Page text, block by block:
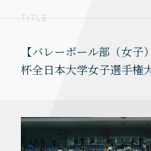
TITLE
【バレーボール部（女
杯全日本大学女子選手権